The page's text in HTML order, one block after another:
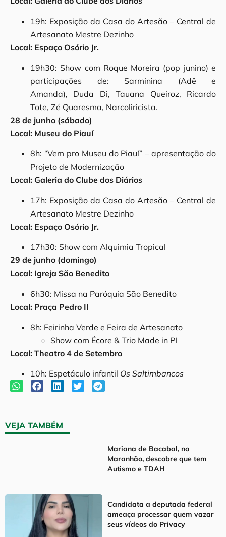
19h: Exposição da Casa do Artesão – Central de
Artesanato Mestre Dezinho
Local: Espaço Osório Jr.
19h30: Show com Roque Moreira (pop junino) e
participações de: Sarminina (Adê e
Amanda), Duda Di, Tauana Queiroz, Ricardo
Tote, Zé Quaresma, Narcoliricista.
28 de junho (sábado)
Local: Museu do Piauí
8h: “Vem pro Museu do Piauí” – apresentação do
Projeto de Modernização
Local: Galeria do Clube dos Diários
17h: Exposição da Casa do Artesão – Central de
Artesanato Mestre Dezinho
Local: Espaço Osório Jr.
17h30: Show com Alquimia Tropical
29 de junho (domingo)
Local: Igreja São Benedito
6h30: Missa na Paróquia São Benedito
Local: Praça Pedro II
8h: Feirinha Verde e Feira de Artesanato
Show com Écore & Trio Made in PI
Local: Theatro 4 de Setembro
10h: Espetáculo infantil Os Saltimbancos
VEJA TAMBÉM
Mariana de Bacabal, no
Maranhão, descobre que tem
Autismo e TDAH
Candidata a deputada federal
ameaça processar quem vazar
seus vídeos do Privacy